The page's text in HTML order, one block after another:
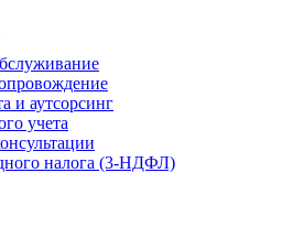
и аутсорсинг
учета
налога (3-НДФЛ)